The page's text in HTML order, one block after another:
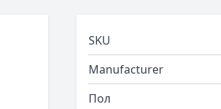
SKU
Manufacturer
Пол